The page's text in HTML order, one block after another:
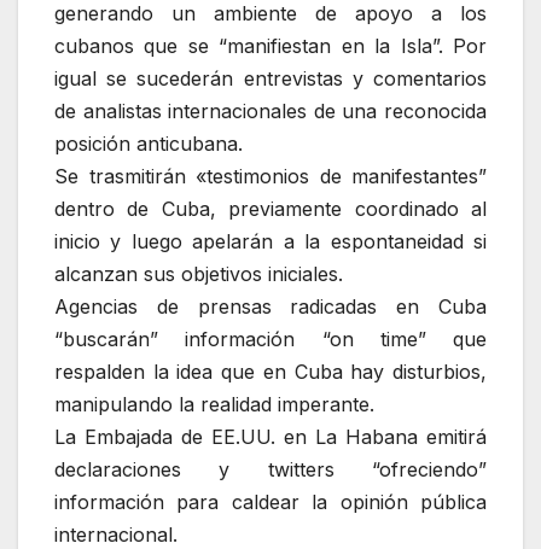
generando un ambiente de apoyo a los
cubanos que se “manifiestan en la Isla”. Por
igual se sucederán entrevistas y comentarios
de analistas internacionales de una reconocida
posición anticubana.
Se trasmitirán «testimonios de manifestantes”
dentro de Cuba, previamente coordinado al
inicio y luego apelarán a la espontaneidad si
alcanzan sus objetivos iniciales.
Agencias de prensas radicadas en Cuba
“buscarán” información “on time” que
respalden la idea que en Cuba hay disturbios,
manipulando la realidad imperante.
La Embajada de EE.UU. en La Habana emitirá
declaraciones y twitters “ofreciendo”
información para caldear la opinión pública
internacional.